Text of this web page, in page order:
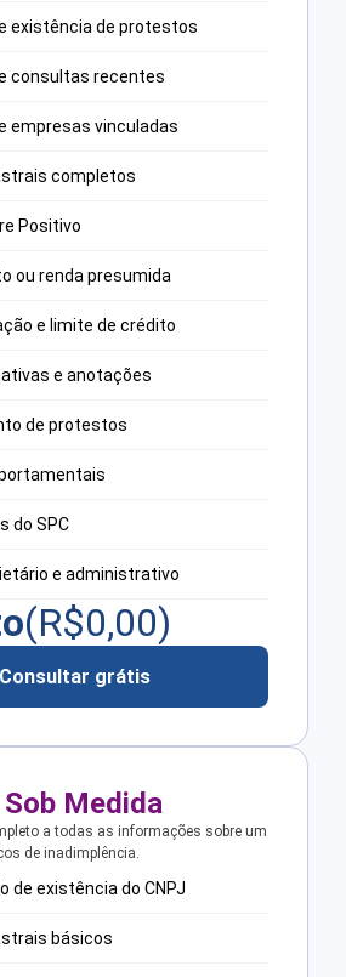
existência de protestos
consultas recentes
empresas vinculadas
completos
Positivo
ou renda presumida
e limite de crédito
e anotações
de protestos
do SPC
e administrativo
(R$0,00)
Consultar grátis
Medida
a todas as informações sobre um
de inadimplência.
de existência do CNPJ
básicos